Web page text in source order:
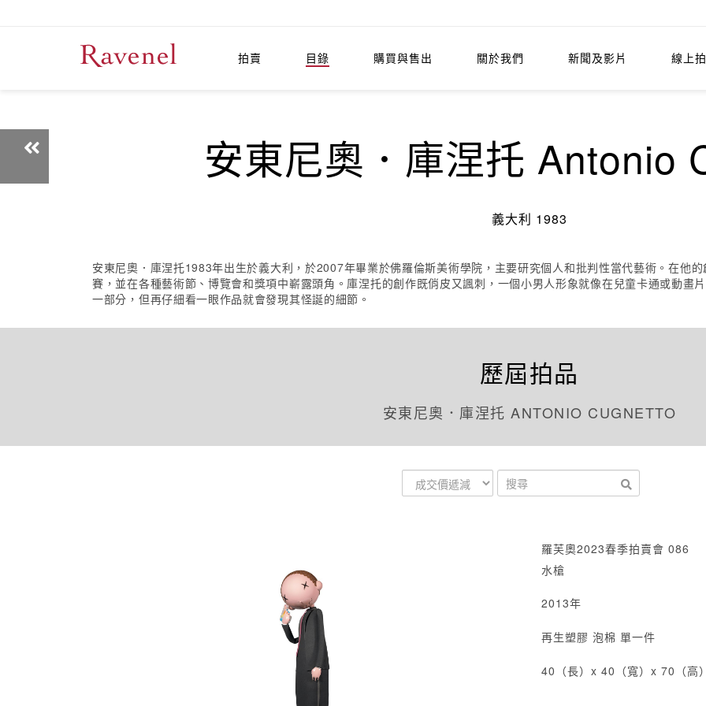
拍賣 目錄 購買與售出 關於我們 新聞及影片 線上
安東尼奧．庫涅托 Antonio
義大利 1983
安東尼奧．庫涅托1983年出生於義大利，於2007年畢業於佛羅倫斯美術學院，主要研究個人和批判性當代藝術。在他
賽，並在各種藝術節、博覽會和獎項中嶄露頭角。庫涅托的創作既俏皮又諷刺，一個小男人形象就像在兒童卡通或動畫
一部分，但再仔細看一眼作品就會發現其怪誕的細節。
歷屆拍品
安東尼奧．庫涅托 ANTONIO CUGNETTO
羅芙奧2023春季拍賣會 086
水槍
2013年
再生塑膠 泡棉 單一件
40（長）x 40（寬）x 70（高